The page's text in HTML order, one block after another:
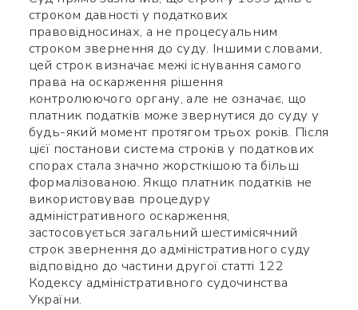
строком давності у податкових
правовідносинах, а не процесуальним
строком звернення до суду. Іншими словами,
цей строк визначає межі існування самого
права на оскарження рішення
контролюючого органу, але не означає, що
платник податків може звернутися до суду у
будь-який момент протягом трьох років. Після
цієї постанови система строків у податкових
спорах стала значно жорсткішою та більш
формалізованою. Якщо платник податків не
використовував процедуру
адміністративного оскарження,
застосовується загальний шестимісячний
строк звернення до адміністративного суду
відповідно до частини другої статті 122
Кодексу адміністративного судочинства
України.